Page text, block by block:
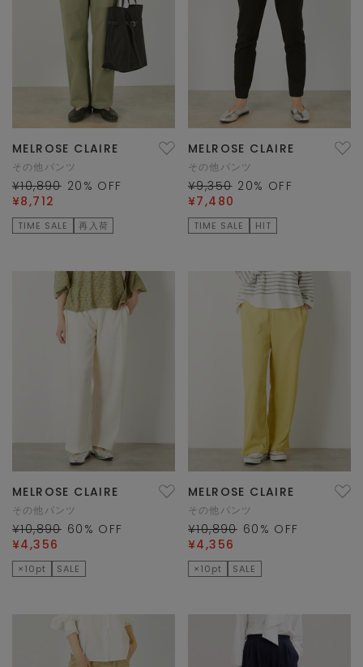
MELROSE CLAIRE
その他パンツ
¥10,890 20 % OFF
¥8,712
TIME SALE 再入荷
MELROSE CLAIRE
その他パンツ
¥9,350 20% OFF
¥7,480
TIME SALE HIT
MELROSE CLAIRE
その他パンツ
¥10,890 60 % OFF
¥4,356
×10pt SALE
MELROSE CLAIRE
その他パンツ
¥10,890 60 % OFF
¥4,356
×10pt SALE